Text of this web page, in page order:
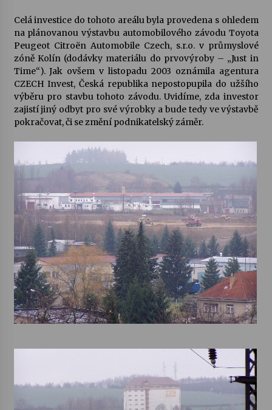
Celá investice do tohoto areálu byla provedena s ohledem
na plánovanou výstavbu automobilového závodu Toyota
Peugeot Citroën Automobile Czech, s.r.o. v průmyslové
zóně Kolín (dodávky materiálu do prvovýroby – „Just in
Time“). Jak ovšem v listopadu 2003 oznámila agentura
CZECH Invest, Česká republika nepostopupila do užšího
výběru pro stavbu tohoto závodu. Uvidíme, zda investor
zajistí jiný odbyt pro své výrobky a bude tedy ve výstavbě
pokračovat, či se změní podnikatelský záměr.